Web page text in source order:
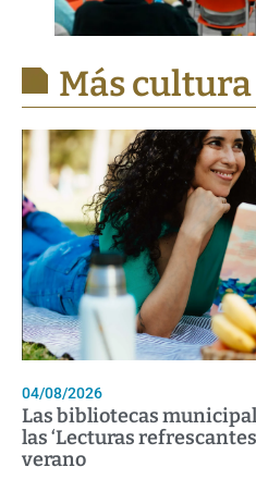
Más cultura
04/08/2026
Las bibliotecas
las ‘Lecturas
verano